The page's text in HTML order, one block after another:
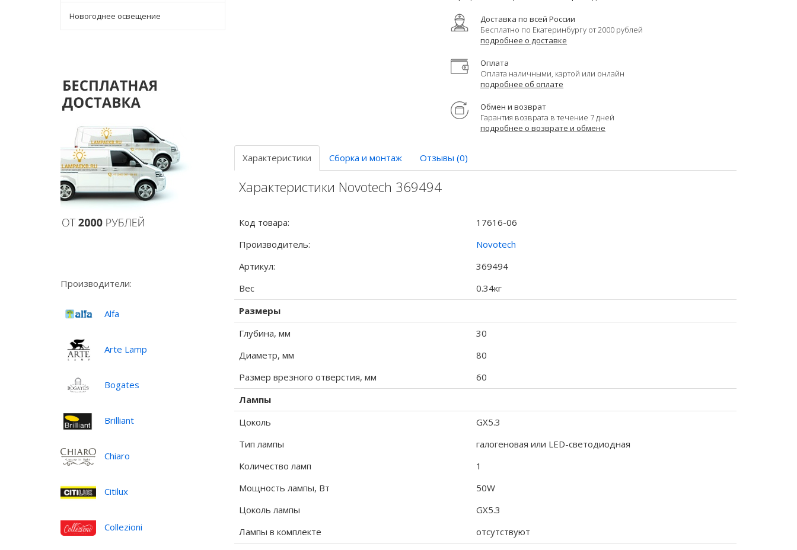
Новогоднее освещение
Производители:
Alfa
Arte Lamp
Bogates
Brilliant
Chiaro
Citilux
Collezioni
Доставка по всей России
Бесплатно по Екатеринбургу от 2000 рублей
подробнее о доставке
Оплата
Оплата наличными, картой или онлайн
подробнее об оплате
Обмен и возврат
Гарантия возврата в течение 7 дней
подробнее о возврате и обмене
Характеристики Сборка и монтаж Отзывы (0)
Характеристики Novotech 369494
Код товара:
17616-06
Производитель:
Novotech
Артикул:
369494
Вес
0.34кг
Размеры
Глубина, мм
30
Диаметр, мм
80
Размер врезного отверстия, мм
60
Лампы
Цоколь
GX5.3
Тип лампы
галогеновая или LED-светодиодная
Количество ламп
1
Мощность лампы, Вт
50W
Цоколь лампы
GX5.3
Лампы в комплекте
отсутствуют